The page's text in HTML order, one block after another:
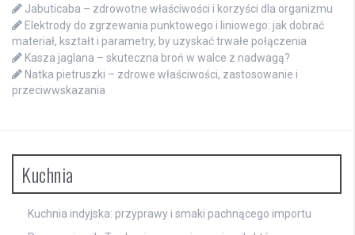
Jabuticaba – zdrowotne właściwości i korzyści dla organizmu
Elektrody do zgrzewania punktowego i liniowego: jak dobrać
materiał, kształt i parametry, by uzyskać trwałe połączenia
Kasza jaglana – skuteczna broń w walce z nadwagą?
Natka pietruszki – zdrowe właściwości, zastosowanie i
przeciwwskazania
Kuchnia
Kuchnia indyjska: przyprawy i smaki pachnącego importu